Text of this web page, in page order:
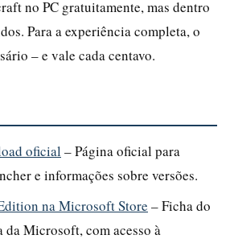
no PC gratuitamente, mas dentro
Para a experiência completa, o
– e vale cada centavo.
oficial – Página oficial para
e informações sobre versões.
na Microsoft Store – Ficha do
Microsoft, com acesso à